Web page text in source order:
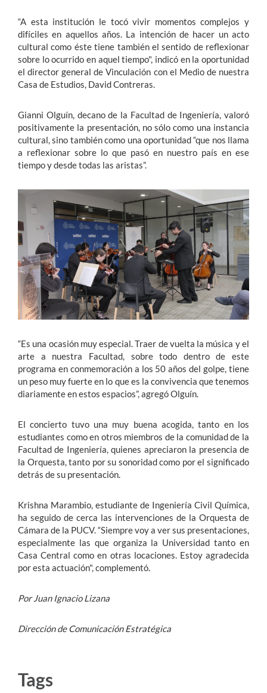
“A esta institución le tocó vivir momentos complejos y
difíciles en aquellos años. La intención de hacer un acto
cultural como éste tiene también el sentido de reflexionar
sobre lo ocurrido en aquel tiempo", indicó en la oportunidad
el director general de Vinculación con el Medio de nuestra
Casa de Estudios, David Contreras.
Gianni Olguín, decano de la Facultad de Ingeniería, valoró
positivamente la presentación, no sólo como una instancia
cultural, sino también como una oportunidad “que nos llama
a reflexionar sobre lo que pasó en nuestro país en ese
tiempo y desde todas las aristas”.
“Es una ocasión muy especial. Traer de vuelta la música y el
arte a nuestra Facultad, sobre todo dentro de este
programa en conmemoración a los 50 años del golpe, tiene
un peso muy fuerte en lo que es la convivencia que tenemos
diariamente en estos espacios”, agregó Olguín.
El concierto tuvo una muy buena acogida, tanto en los
estudiantes como en otros miembros de la comunidad de la
Facultad de Ingeniería, quienes apreciaron la presencia de
la Orquesta, tanto por su sonoridad como por el significado
detrás de su presentación.
Krishna Marambio, estudiante de Ingeniería Civil Química,
ha seguido de cerca las intervenciones de la Orquesta de
Cámara de la PUCV. “Siempre voy a ver sus presentaciones,
especialmente las que organiza la Universidad tanto en
Casa Central como en otras locaciones. Estoy agradecida
por esta actuación", complementó.
Por Juan Ignacio Lizana
Dirección de Comunicación Estratégica
Tags